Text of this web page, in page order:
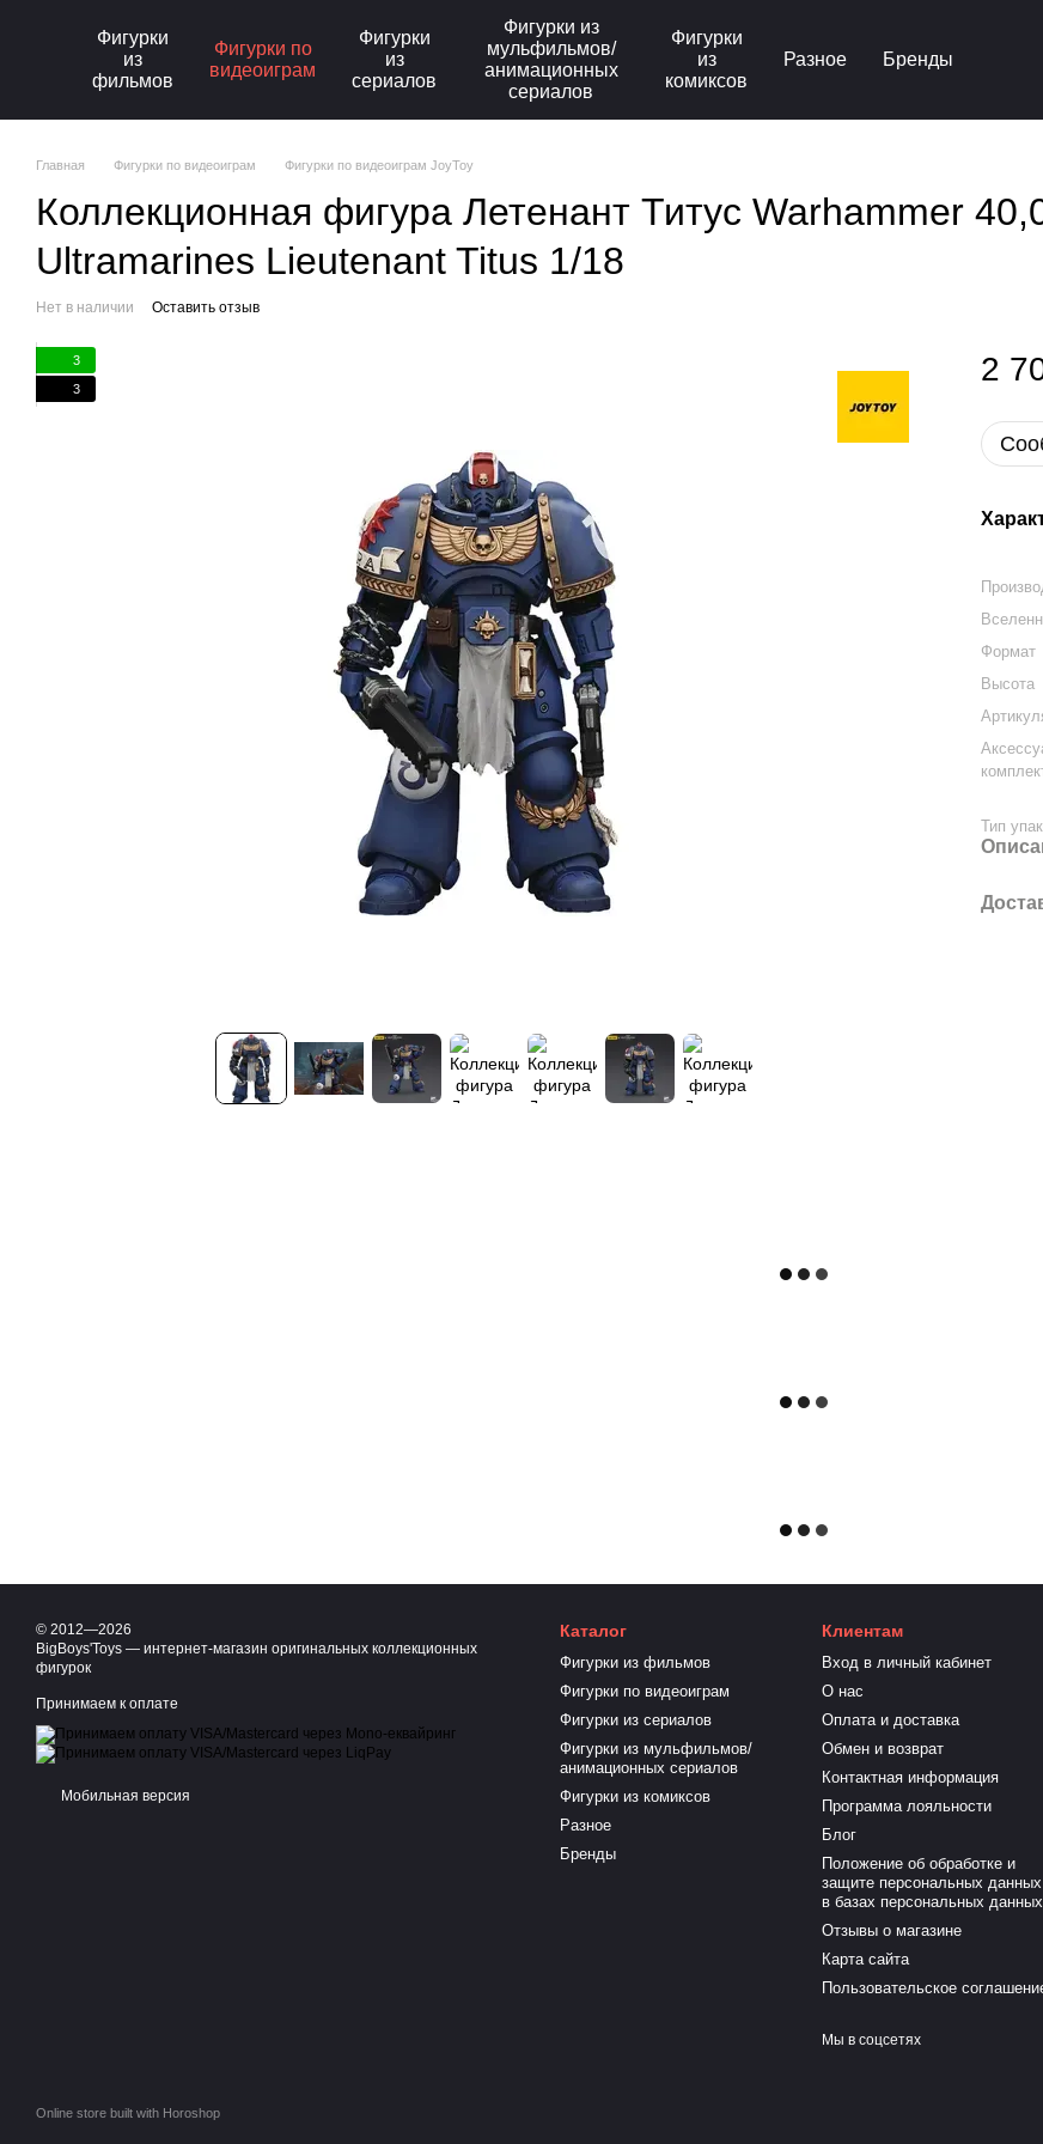
Фигурки
из
фильмов
Фигурки по
видеоиграм
Фигурки
из
сериалов
Фигурки из
мульфильмов/
анимационных
сериалов
Фигурки
из
комиксов
Разное Бренды
Главная Фигурки по видеоиграм Фигурки по видеоиграм JoyToy
Коллекционная фигура Летенант Титус Warhammer
Ultramarines Lieutenant Titus 1/18
Нет в наличии Оставить отзыв
3
3
2
Формат
Высота
Тип
© 2012—2026
BigBoys'Toys — интернет-магазин оригинальных коллекционных
фигурок
Принимаем к оплате
Мобильная версия
Online store built with Horoshop
Каталог
Фигурки из фильмов
Фигурки по видеоиграм
Фигурки из сериалов
Фигурки из мульфильмов/
анимационных сериалов
Фигурки из комиксов
Разное
Бренды
Клиентам
Вход в личный кабинет
О нас
Оплата и доставка
Обмен и возврат
Контактная информация
Программа лояльности
Блог
Положение об обработке и
защите персональных данных
в базах персональных данных
Отзывы о магазине
Карта сайта
Пользовательское
Мы в соцсетях